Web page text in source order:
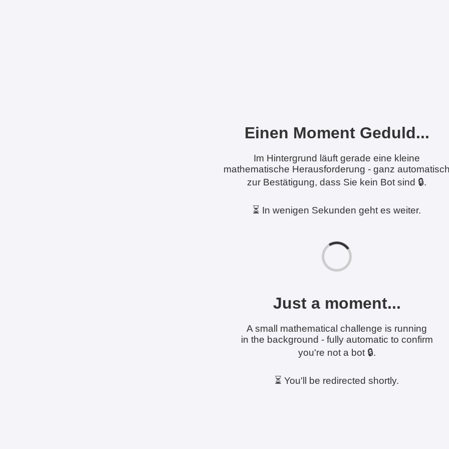
Einen Moment Geduld...
Im Hintergrund läuft gerade eine kleine
mathematische Herausforderung - ganz
zur Bestätigung, dass Sie kein Bot sind 🔒.
⏳ In wenigen Sekunden geht es weiter.
Just a moment...
A small mathematical challenge is running
in the background - fully automatic to confirm
you're not a bot 🔒.
⏳ You'll be redirected shortly.